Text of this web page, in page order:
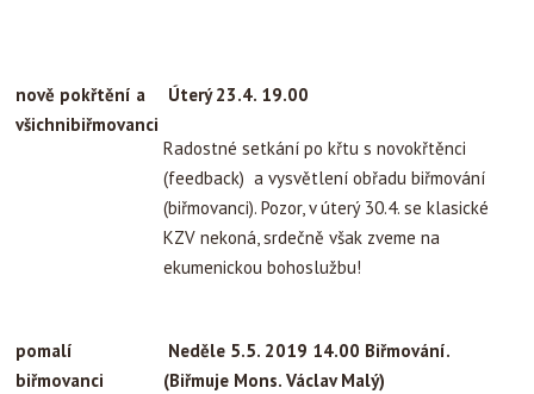
nově pokřtění a
všichnibiřmovanci
Úterý 23.4. 19.00
Radostné setkání po křtu s novokřtěnci
(feedback) a vysvětlení obřadu biřmování
(biřmovanci). Pozor, v úterý 30.4. se klasické
KZV nekoná, srdečně však zveme na
ekumenickou bohoslužbu!
pomalí
biřmovanci
Neděle 5.5. 2019 14.00 Biřmování.
(Biřmuje Mons. Václav Malý)